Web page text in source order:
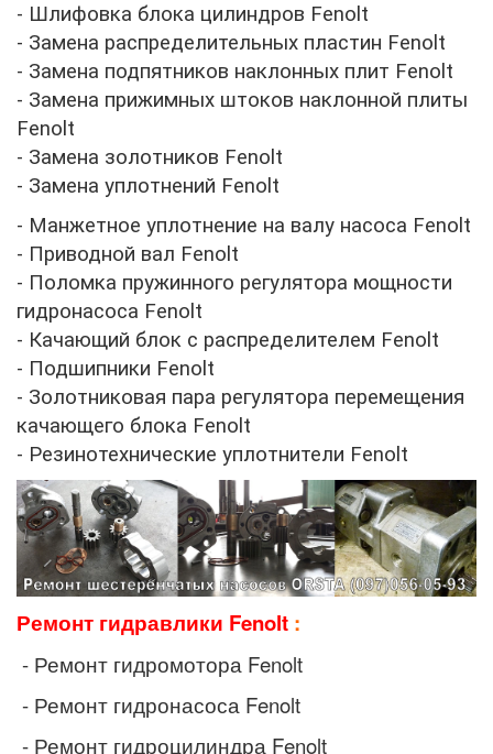
- Шлифовка блока цилиндров Fenolt
- Замена распределительных пластин Fenolt
- Замена подпятников наклонных плит Fenolt
- Замена прижимных штоков наклонной плиты
Fenolt
- Замена золотников Fenolt
- Замена уплотнений Fenolt
- Манжетное уплотнение на валу насоса Fenolt
- Приводной вал Fenolt
- Поломка пружинного регулятора мощности
гидронасоса Fenolt
- Качающий блок с распределителем Fenolt
- Подшипники Fenolt
- Золотниковая пара регулятора перемещения
качающего блока Fenolt
- Резинотехнические уплотнители Fenolt
Ремонт гидравлики Fenolt :
- Ремонт гидромотора Fenolt
- Ремонт гидронасоса Fenolt
- Ремонт гидроцилиндра Fenolt